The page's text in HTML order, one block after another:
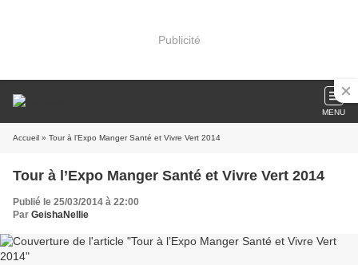
Publicité
MENU
Accueil » Tour à l’Expo Manger Santé et Vivre Vert 2014
Tour à l’Expo Manger Santé et Vivre Vert 2014
Publié le 25/03/2014 à 22:00
Par GeishaNellie